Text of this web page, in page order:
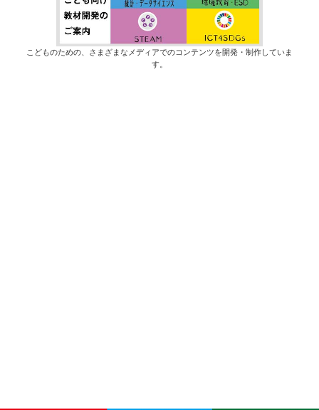
こどものための、さまざまなメディアでのコンテンツを開発・制作していま
す。